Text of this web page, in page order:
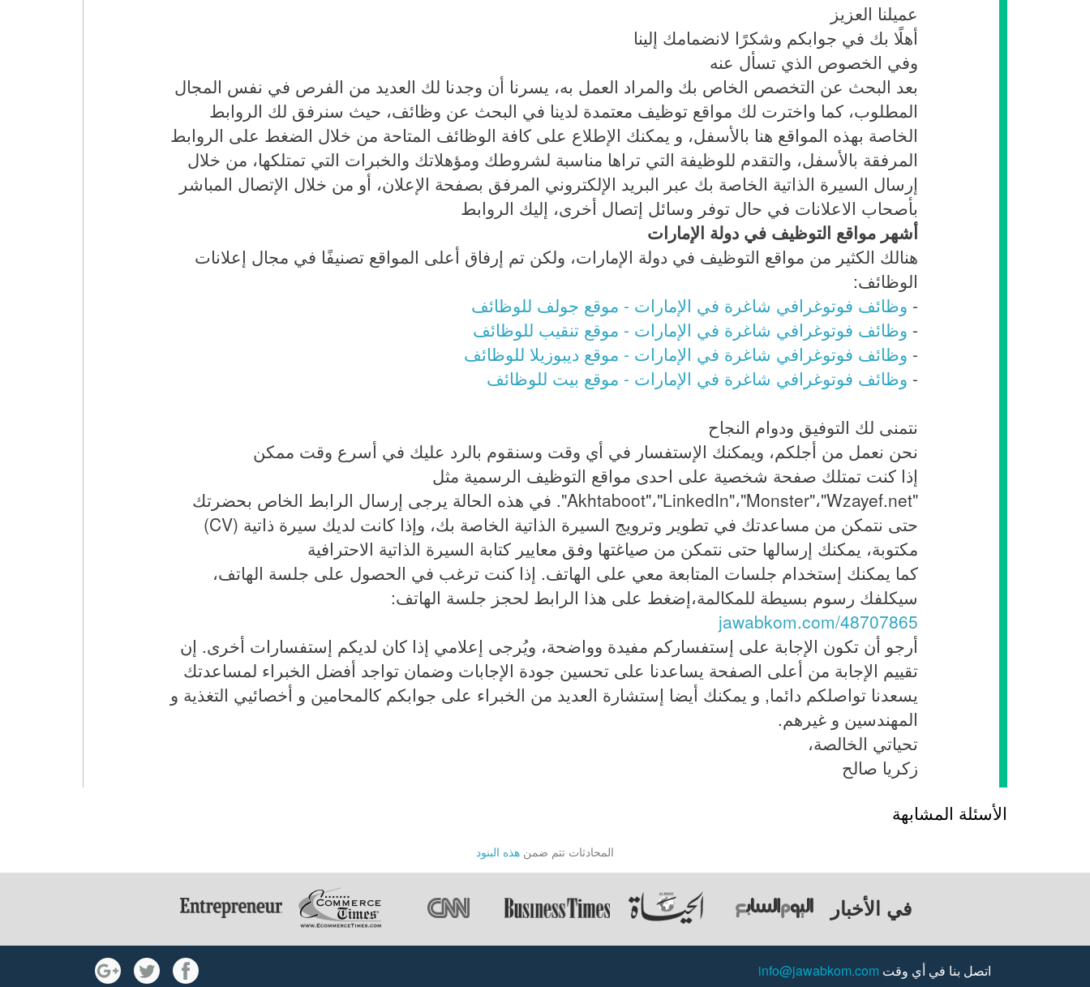
عميلنا العزيز
أهلًا بك في جوابكم وشكرًا لانضمامك إلينا
وفي الخصوص الذي تسأل عنه
بعد البحث عن التخصص الخاص بك والمراد العمل به، يسرنا أن وجدنا لك العديد من الفرص في نفس المجال
المطلوب، كما واخترت لك مواقع توظيف معتمدة لدينا في البحث عن وظائف، حيث سنرفق لك الروابط
الخاصة بهذه المواقع هنا بالأسفل، و يمكنك الإطلاع على كافة الوظائف المتاحة من خلال الضغط على الروابط
المرفقة بالأسفل، والتقدم للوظيفة التي تراها مناسبة لشروطك ومؤهلاتك والخبرات التي تمتلكها، من خلال
إرسال السيرة الذاتية الخاصة بك عبر البريد الإلكتروني المرفق بصفحة الإعلان، أو من خلال الإتصال المباشر
بأصحاب الاعلانات في حال توفر وسائل إتصال أخرى، إليك الروابط
أشهر مواقع التوظيف في دولة الإمارات
هنالك الكثير من مواقع التوظيف في دولة الإمارات، ولكن تم إرفاق أعلى المواقع تصنيفًا في مجال إعلانات
الوظائف:
- وظائف فوتوغرافي شاغرة في الإمارات - موقع جولف للوظائف
- وظائف فوتوغرافي شاغرة في الإمارات - موقع تنقيب للوظائف
- وظائف فوتوغرافي شاغرة في الإمارات - موقع ديبوزيلا للوظائف
- وظائف فوتوغرافي شاغرة في الإمارات - موقع بيت للوظائف
نتمنى لك التوفيق ودوام النجاح
نحن نعمل من أجلكم، ويمكنك الإستفسار في أي وقت وسنقوم بالرد عليك في أسرع وقت ممكن
إذا كنت تمتلك صفحة شخصية على احدى مواقع التوظيف الرسمية مثل
"Akhtaboot"،"LinkedIn"،"Monster"،"Wzayef.net". في هذه الحالة يرجى إرسال الرابط الخاص بحضرتك
حتى نتمكن من مساعدتك في تطوير وترويج السيرة الذاتية الخاصة بك، وإذا كانت لديك سيرة ذاتية (CV)
مكتوبة، يمكنك إرسالها حتى نتمكن من صياغتها وفق معايير كتابة السيرة الذاتية الاحترافية
كما يمكنك إستخدام جلسات المتابعة معي على الهاتف. إذا كنت ترغب في الحصول على جلسة الهاتف،
سيكلفك رسوم بسيطة للمكالمة،إضغط على هذا الرابط لحجز جلسة الهاتف:
jawabkom.com/48707865
أرجو أن تكون الإجابة على إستفساركم مفيدة وواضحة، ويُرجى إعلامي إذا كان لديكم إستفسارات أخرى. إن
تقييم الإجابة من أعلى الصفحة يساعدنا على تحسين جودة الإجابات وضمان تواجد أفضل الخبراء لمساعدتك
يسعدنا تواصلكم دائما, و يمكنك أيضا إستشارة العديد من الخبراء على جوابكم كالمحامين و أخصائيي التغذية و
المهندسين و غيرهم.
تحياتي الخالصة،
زكريا صالح
الأسئلة المشابهة
المحادثات تتم ضمن هذه البنود
في الأخبار
اتصل بنا في أي وقت info@jawabkom.com